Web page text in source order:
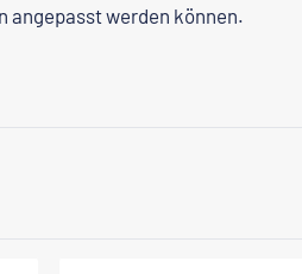
angepasst werden können.